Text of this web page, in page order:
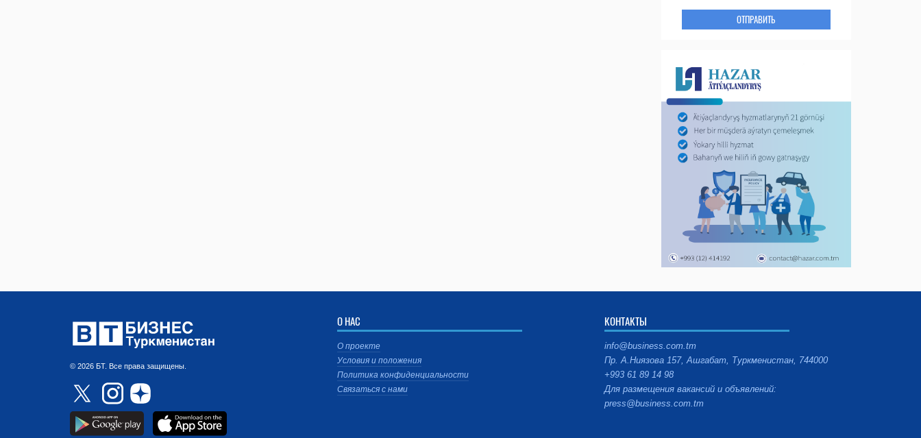
ОТПРАВИТЬ
© 2026 БТ. Все права защищены.
О НАС
О проекте
Условия и положения
Политика конфиденциальности
Связаться с нами
КОНТАКТЫ
info@business.com.tm
Пр. А.Ниязова 157, Ашгабат, Туркменистан, 744000
+993 61 89 14 98
Для размещения вакансий и объявлений:
press@business.com.tm